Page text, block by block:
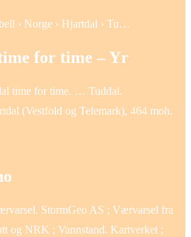
› Norge › Hjartdal › Tu…
for time – Yr
time for time. … Tuddal.
(Vestfold og Telemark), 464 moh.
StormGeo AS ; Værvarsel fra
og NRK ; Vannstand. Kartverket ;